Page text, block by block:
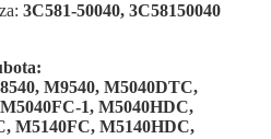
3C581-50040, 3C58150040
M9540, M5040DTC,
1, M5040HDC,
M5140FC, M5140HDC,